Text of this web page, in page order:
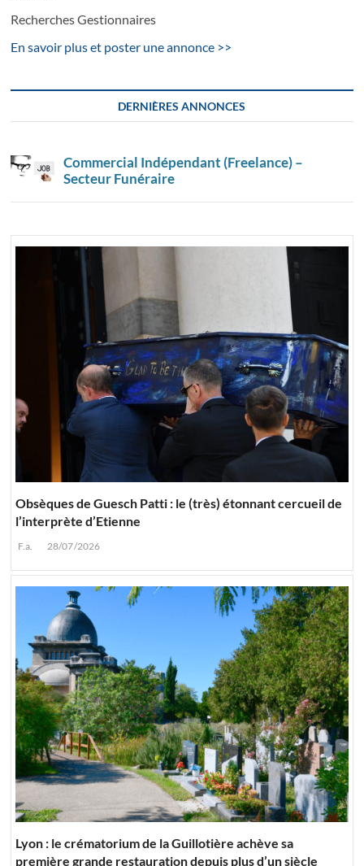
Recherches Gestionnaires
En savoir plus et poster une annonce >>
DERNIÈRES ANNONCES
Commercial Indépendant (Freelance) –
Secteur Funéraire
Obsèques de Guesch Patti : le (très) étonnant cercueil de
l’interprète d’Etienne
F.a. 28/07/2026
Lyon : le crématorium de la Guillotière achève sa
première grande restauration depuis plus d’un siècle